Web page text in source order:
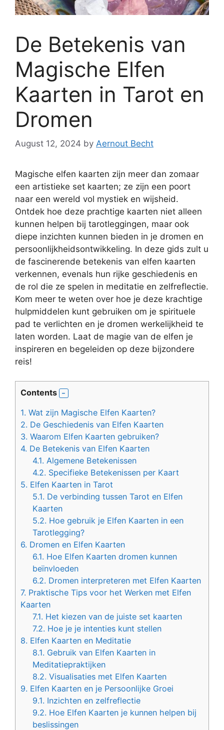
De Betekenis van
Magische Elfen
Kaarten in Tarot en
Dromen
August 12, 2024 by Aernout Becht
Magische elfen kaarten zijn meer dan zomaar
een artistieke set kaarten; ze zijn een poort
naar een wereld vol mystiek en wijsheid.
Ontdek hoe deze prachtige kaarten niet alleen
kunnen helpen bij tarotleggingen, maar ook
diepe inzichten kunnen bieden in je dromen en
persoonlijkheidsontwikkeling. In deze gids zult u
de fascinerende betekenis van elfen kaarten
verkennen, evenals hun rijke geschiedenis en
de rol die ze spelen in meditatie en zelfreflectie.
Kom meer te weten over hoe je deze krachtige
hulpmiddelen kunt gebruiken om je spirituele
pad te verlichten en je dromen werkelijkheid te
laten worden. Laat de magie van de elfen je
inspireren en begeleiden op deze bijzondere
reis!
Contents
1. Wat zijn Magische Elfen Kaarten?
2. De Geschiedenis van Elfen Kaarten
3. Waarom Elfen Kaarten gebruiken?
4. De Betekenis van Elfen Kaarten
4.1. Algemene Betekenissen
4.2. Specifieke Betekenissen per Kaart
5. Elfen Kaarten in Tarot
5.1. De verbinding tussen Tarot en Elfen
Kaarten
5.2. Hoe gebruik je Elfen Kaarten in een
Tarotlegging?
6. Dromen en Elfen Kaarten
6.1. Hoe Elfen Kaarten dromen kunnen
beïnvloeden
6.2. Dromen interpreteren met Elfen Kaarten
7. Praktische Tips voor het Werken met Elfen
Kaarten
7.1. Het kiezen van de juiste set kaarten
7.2. Hoe je je intenties kunt stellen
8. Elfen Kaarten en Meditatie
8.1. Gebruik van Elfen Kaarten in
Meditatiepraktijken
8.2. Visualisaties met Elfen Kaarten
9. Elfen Kaarten en je Persoonlijke Groei
9.1. Inzichten en zelfreflectie
9.2. Hoe Elfen Kaarten je kunnen helpen bij
beslissingen